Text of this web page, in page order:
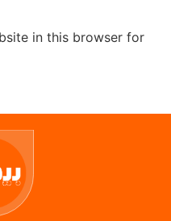
in this browser for